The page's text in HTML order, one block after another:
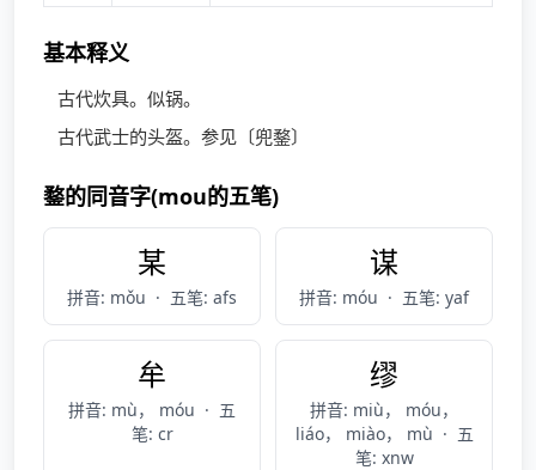
基本释义
古代炊具。似锅。
古代武士的头盔。参见〔兜鍪〕
鍪的同音字(mou的五笔)
某
拼音: mǒu · 五笔: afs
谋
拼音: móu · 五笔: yaf
牟
拼音: mù， móu · 五
笔: cr
缪
拼音: miù， móu，
liáo， miào， mù · 五
笔: xnw